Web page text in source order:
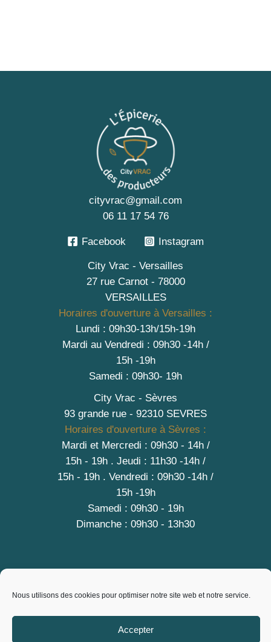
Nous utilisons des cookies pour optimiser notre site web et notre service.
Accepter
cityvrac@gmail.com
06 11 17 54 76
Facebook Instagram
City Vrac - Versailles
27 rue Carnot - 78000
VERSAILLES
Horaires d'ouverture à Versailles :
Lundi : 09h30-13h/15h-19h
Mardi au Vendredi : 09h30 -14h /
15h -19h
Samedi : 09h30- 19h
City Vrac - Sèvres
93 grande rue - 92310 SEVRES
Horaires d'ouverture à Sèvres :
Mardi et Mercredi : 09h30 - 14h /
15h - 19h . Jeudi : 11h30 -14h /
15h - 19h . Vendredi : 09h30 -14h /
15h -19h
Samedi : 09h30 - 19h
Dimanche : 09h30 - 13h30
A PROPOS
Mentions légales